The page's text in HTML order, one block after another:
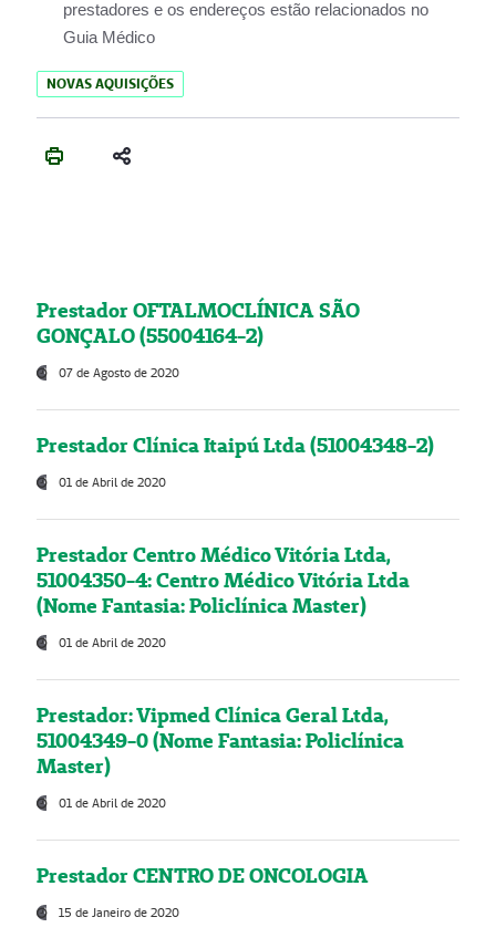
prestadores e os endereços estão relacionados no
Guia Médico
NOVAS AQUISIÇÕES
Prestador OFTALMOCLÍNICA SÃO
GONÇALO (55004164-2)
07 de Agosto de 2020
Prestador Clínica Itaipú Ltda (51004348-2)
01 de Abril de 2020
Prestador Centro Médico Vitória Ltda,
51004350-4: Centro Médico Vitória Ltda
(Nome Fantasia: Policlínica Master)
01 de Abril de 2020
Prestador: Vipmed Clínica Geral Ltda,
51004349-0 (Nome Fantasia: Policlínica
Master)
01 de Abril de 2020
Prestador CENTRO DE ONCOLOGIA
15 de Janeiro de 2020